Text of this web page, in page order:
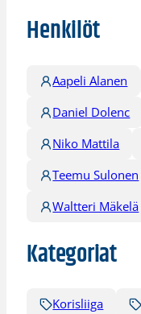
Henkilöt
Aapeli Alanen
Daniel Dolenc
Niko Mattila
Teemu Sulonen
Waltteri Mäkelä
Kategoriat
Korisliiga